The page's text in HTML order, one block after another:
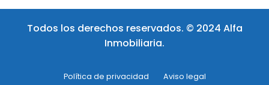
Todos los derechos reservados. © 2024 Alfa
Inmobiliaria.
Política de privacidad Aviso legal